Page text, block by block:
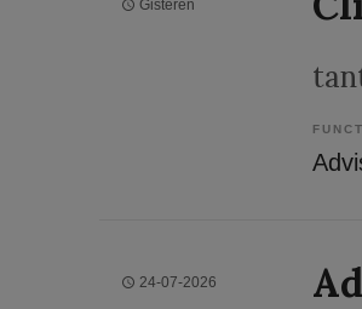
Gisteren
24-07-2026